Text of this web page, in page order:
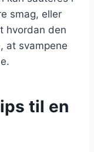
smag, eller
hvordan den
at svampene
til en